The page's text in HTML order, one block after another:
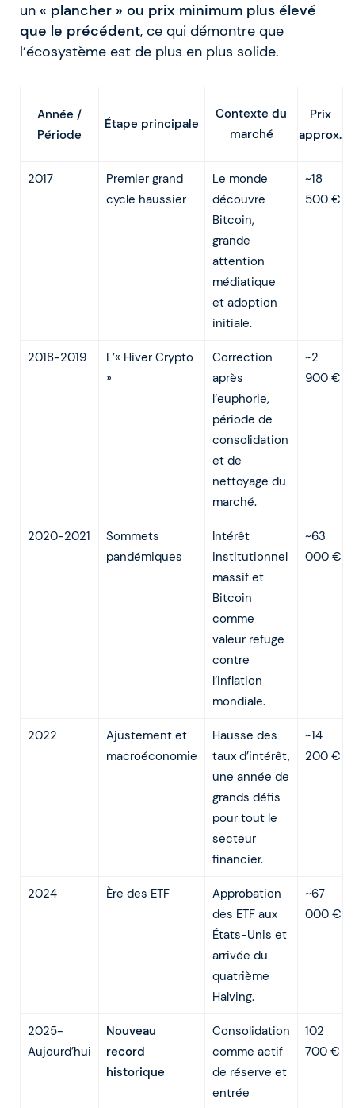
un « plancher » ou prix minimum plus élevé
que le précédent, ce qui démontre que
l’écosystème est de plus en plus solide.
Année /
Période
Étape principale
Contexte du
marché
Prix
approx.
2017
Premier grand
cycle haussier
Le monde
découvre
Bitcoin,
grande
attention
médiatique
et adoption
initiale.
~18
500 €
2018-2019
L’« Hiver Crypto
»
Correction
après
l’euphorie,
période de
consolidation
et de
nettoyage du
marché.
~2
900 €
2020-2021
Sommets
pandémiques
Intérêt
institutionnel
massif et
Bitcoin
comme
valeur refuge
contre
l’inflation
mondiale.
~63
000 €
2022
Ajustement et
macroéconomie
Hausse des
taux d’intérêt,
une année de
grands défis
pour tout le
secteur
financier.
~14
200 €
2024 Ère des ETF
Approbation
des ETF aux
États-Unis et
arrivée du
quatrième
Halving.
~67
000 €
2025-
Aujourd’hui
Nouveau
record
historique
Consolidation
comme actif
de réserve et
entrée
102
700 €